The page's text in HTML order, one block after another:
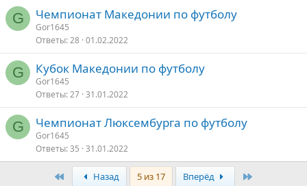
G Чемпионат Македонии по футболу
Gor1645
Ответы 28 01.02.2022
G Кубок Македонии по футболу
Gor1645
Ответы 27 31.01.2022
G Чемпионат Люксембурга по футболу
Gor1645
Ответы 35 31.01.2022
ПервыйНазад 5 из 17 Вперёд